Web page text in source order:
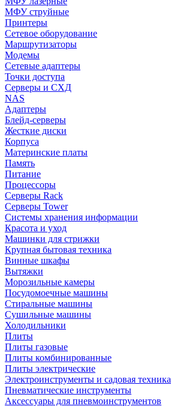
МФУ струйные
Принтеры
Сетевое оборудование
Маршрутизаторы
Модемы
Сетевые адаптеры
Точки доступа
Серверы и СХД
NAS
Адаптеры
Блейд-серверы
Жесткие диски
Корпуса
Материнские платы
Память
Питание
Процессоры
Серверы Rack
Серверы Tower
Системы хранения информации
Красота и уход
Машинки для стрижки
Крупная бытовая техника
Винные шкафы
Вытяжки
Морозильные камеры
Посудомоечные машины
Стиральные машины
Сушильные машины
Холодильники
Плиты
Плиты газовые
Плиты комбинированные
Плиты электрические
Электроинструменты и садовая техника
Пневматические инструменты
Аксессуары для пневмоинструментов